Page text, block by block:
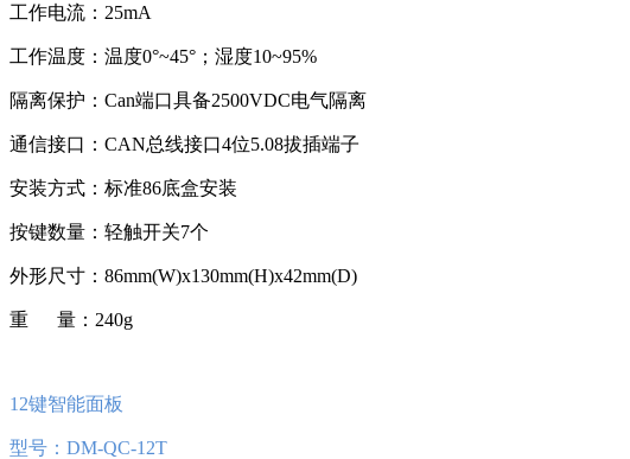
工作电流：25mA
工作温度：温度0°~45°；湿度10~95%
隔离保护：Can端口具备2500VDC电气隔离
通信接口：CAN总线接口4位5.08拔插端子
安装方式：标准86底盒安装
按键数量：轻触开关7个
外形尺寸：86mm(W)x130mm(H)x42mm(D)
重 量：240g
12键智能面板
型号：DM-QC-12T